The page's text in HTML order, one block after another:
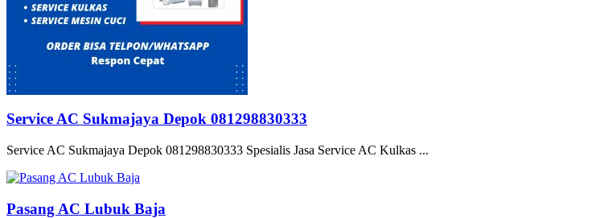
Service AC Sukmajaya Depok 081298830333
Service AC Sukmajaya Depok 081298830333 Spesialis Jasa Service AC Kulkas ...
Pasang AC Lubuk Baja